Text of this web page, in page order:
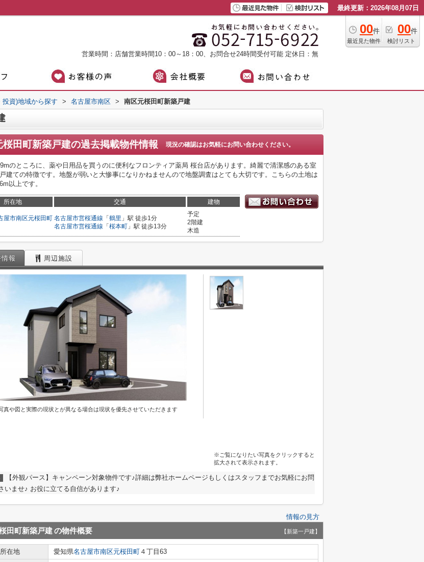
最終更新：2026年08月07日
00件
最近見た物件
00件
検討リスト
営業時間：店舗営業時間10：00～18：00、お問合せ24時間受付可能 定休日：無
投資)地域から探す > 名古屋市南区 > 南区元桜田町新築戸建
桜田町新築戸建の過去掲載物件情報 現況の確認はお気軽にお問い合わせください。
のところに、薬や日用品を買うのに便利なフロンティア薬局 桜台店があります。綺麗で清潔感のある室
建ての特徴です。地盤が弱いと大惨事になりかねませんので地盤調査はとても大切です。こちらの土地は
以上です。
所在地 交通 建物
屋市南区元桜田町 名古屋市営桜通線 「 鶴里 」駅 徒歩1分
名古屋市営桜通線 「 桜本町 」駅 徒歩13分
予定
2階建
木造
報 周辺施設
真や図と実際の現状とが異なる場合は現状を優先させていただきます
※ご覧になりたい写真をクリックすると
拡大されて表示されます。
【外観パース】キャンペーン対象物件です♪詳細は弊社ホームページもしくはスタッフまでお気軽にお問
いませ♪ お役に立てる自信があります♪
情報の見方
田町新築戸建の物件概要 【新築一戸建】
所在地 愛知県名古屋市南区元桜田町 ４丁目63